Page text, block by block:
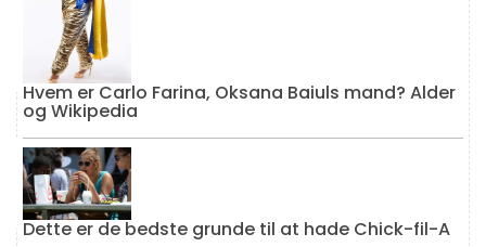
Hvem er Carlo Farina, Oksana Baiuls mand? Alder
og Wikipedia
Dette er de bedste grunde til at hade Chick-fil-A